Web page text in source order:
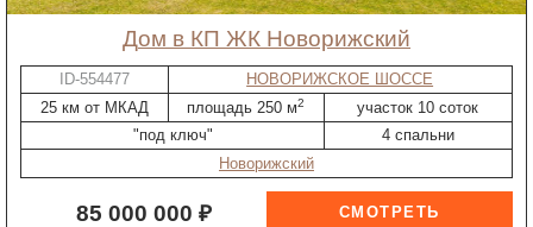
дом в КП ЖК Новорижский
ID-554477
НОВОРИЖСКОЕ ШОССЕ
25 км от МКАД
площадь 250 м2
участок 10 соток
"под ключ"
4 спальни
Новорижский
85 000 000 ₽